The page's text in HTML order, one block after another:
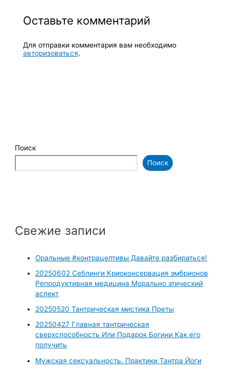
Оставьте комментарий
Для отправки комментария вам необходимо
авторизоваться.
Поиск
Поиск
Свежие записи
Оральные #контрацептивы Давайте разбираться!
20250602 Себлинги Криоконсервация эмбрионов
Репродуктивная медицина Морально этический
аспект
20250520 Тантрическая мистика Преты
20250427 Главная тантрическая
сверхспособность Или Подарок Богини Как его
получить
Мужская сексуальность. Практики Тантра Йоги